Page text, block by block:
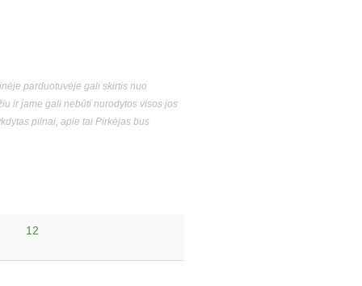
parduotuvėje gali skirtis nuo
ir jame gali nebūti nurodytos visos jos
pilnai, apie tai Pirkėjas bus
12